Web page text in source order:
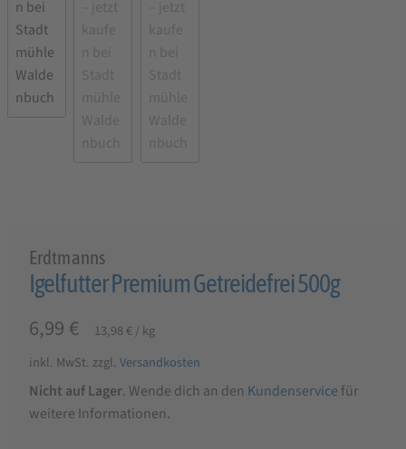
Erdtmanns
Igelfutter Premium Getreidefrei 500g
6,99 € 13,98 €/kg
inkl. MwSt. zzgl. Versandkosten
Nicht auf Lager. Wende dich an den Kundenservice für
weitere Informationen.